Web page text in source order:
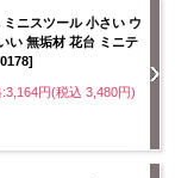
ニスツール 小さい ウ
い 無垢材 花台 ミニテ
円(税込 3,480円)